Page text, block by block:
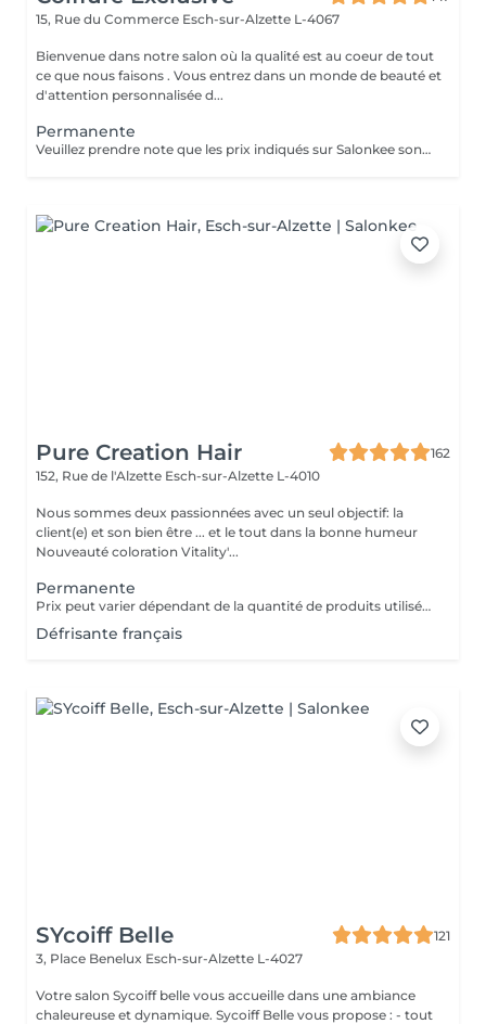
15, Rue du Commerce Esch-sur-Alzette L-4067
Bienvenue dans notre salon où la qualité est au coeur de tout
ce que nous faisons . Vous entrez dans un monde de beauté et
d'attention personnalisée d...
Permanente
Veuillez prendre note que les prix indiqués sur Salonkee sont communiqués à titre informatif et s'entendent de base. Ces derniers sont susceptibles de varier selon le diagnostic réalisé à votre arrivée au salon et l'expertise du professionnel à qui vous confiez votre beauté. Un grand merci d'avance pour votre compréhension. Au plaisir de vous recevoir très vite.
Pure Creation Hair
162
152, Rue de l'Alzette Esch-sur-Alzette L-4010
Nous sommes deux passionnées avec un seul objectif: la
client(e) et son bien être ... et le tout dans la bonne humeur
Nouveauté coloration Vitality'...
Permanente
Prix peut varier dépendant de la quantité de produits utilisées. Un supplément peux être appliqué selon l epaisseur des cheveux Les prix sont juste pour la premanente sans la coupe ni sechage !!!!
Défrisante français
SYcoiff Belle
121
3, Place Benelux Esch-sur-Alzette L-4027
Votre salon Sycoiff belle vous accueille dans une ambiance
chaleureuse et dynamique. Sycoiff Belle vous propose : - tout